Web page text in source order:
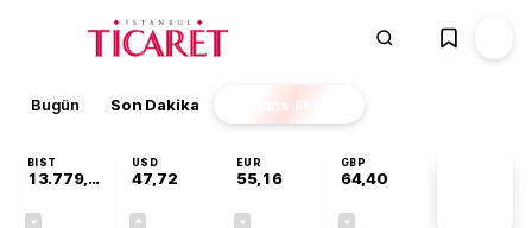
Bugün Son Dakika Finans EKSTRA
BIST
13.779,39
USD
47,72
EUR
55,16
GBP
64,40